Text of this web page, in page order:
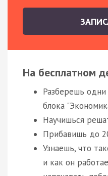
На бесплатном
Разберешь
блока
Научишься
Прибавишь до
Узнаешь, что
и как он